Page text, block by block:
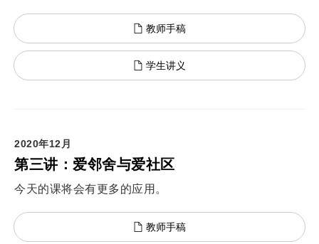
教师手稿
学生讲义
2020年12月
第三讲：爱邻舍与爱社区
今天的课将会有更多的应用。
教师手稿